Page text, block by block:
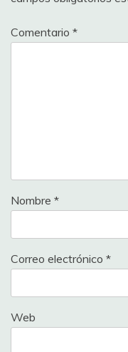
Comentario *
Nombre *
Correo electrónico *
Web